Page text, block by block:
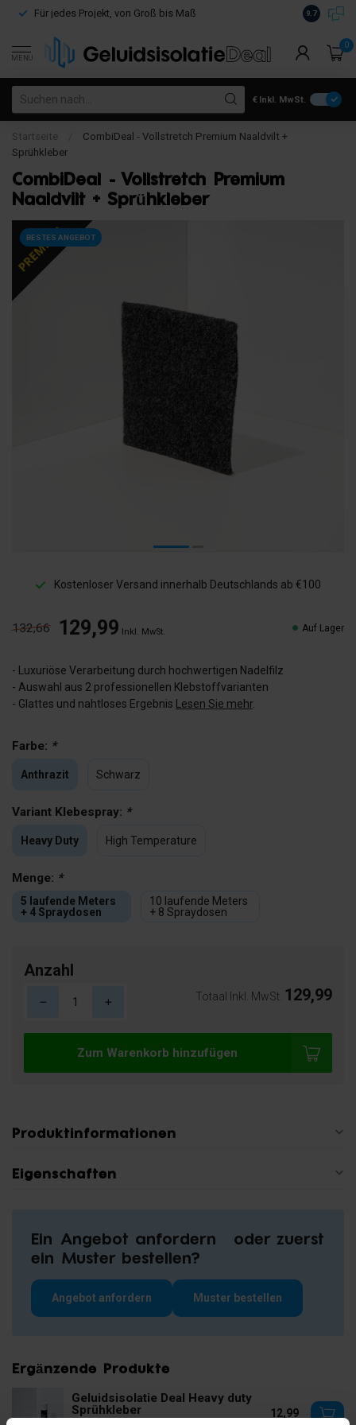
Kostenloser Versand innerhalb Deutschlands ab
€100
9.7
MENU
0
€ Inkl. MwSt.
Startseite
CombiDeal - Vollstretch Premium Naaldvilt +
Sprühkleber
CombiDeal - Vollstretch Premium
Naaldvilt + Sprühkleber
BESTES ANGEBOT
Kostenloser Versand innerhalb Deutschlands ab €100
132,66 129,99 Inkl. MwSt. Auf Lager
- Luxuriöse Verarbeitung durch hochwertigen Nadelfilz
- Auswahl aus 2 professionellen Klebstoffvarianten
- Glattes und nahtloses Ergebnis
Lesen Sie mehr
Farbe: *
Anthrazit Schwarz
Variant Klebespray: *
Heavy Duty High Temperature
Menge: *
5 laufende Meters
+ 4 Spraydosen
10 laufende Meters
+ 8 Spraydosen
Anzahl
Totaal Inkl. MwSt. 129,99
Zum Warenkorb hinzufügen
Produktinformationen
Eigenschaften
Ein Angebot anfordern oder zuerst
ein Muster bestellen?
Angebot anfordern Muster bestellen
Ergänzende Produkte
Geluidsisolatie Deal Heavy duty
Sprühkleber
12,99